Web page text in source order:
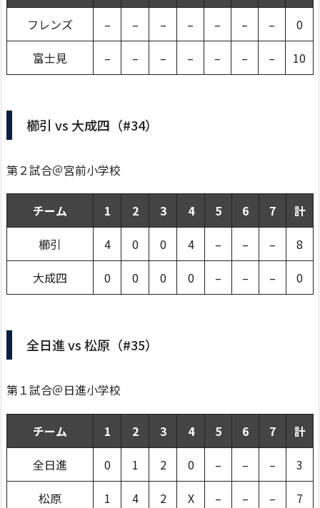
フレンズ
– – – – – – –
0
富士見
– – – – – – – 10
櫛引 vs 大成四（#34）
第２試合＠宮前小学校
チーム 1 2 3 4 5 6 7
計
櫛引
4 0 0 4 – – –
8
大成四
0 0 0 0 – – – 0
全日進 vs 松原（#35）
第１試合＠日進小学校
チーム 1 2 3 4 5 6 7
計
全日進
0 1 2 0 – – –
3
松原
1 4 2 X – – – 7